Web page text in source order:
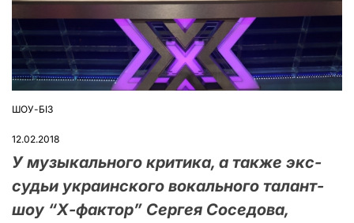
ОПУБЛІКУВАТИ
ШОУ-БІЗ
12.02.2018
У музыкального критика, а также экс-
судьи украинского вокального талант-
шоу “Х-фактор” Сергея Соседова,